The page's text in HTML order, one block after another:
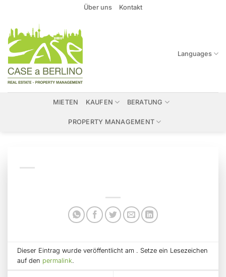
springen
Über uns Kontakt
Languages
MIETEN KAUFEN BERATUNG
PROPERTY MANAGEMENT
Dieser Eintrag wurde veröffentlicht am . Setze ein Lesezeichen
auf den permalink.